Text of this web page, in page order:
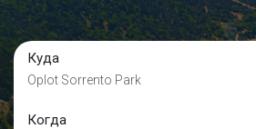
Куда
Oplot Sorrento Park
Когда